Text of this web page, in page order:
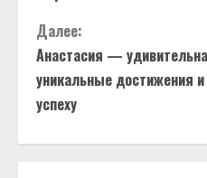
д
о
л
Далее:
Анастасия —
уникальные достижения
успеху